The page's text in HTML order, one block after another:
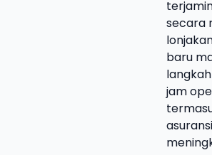
secara
baru
jam